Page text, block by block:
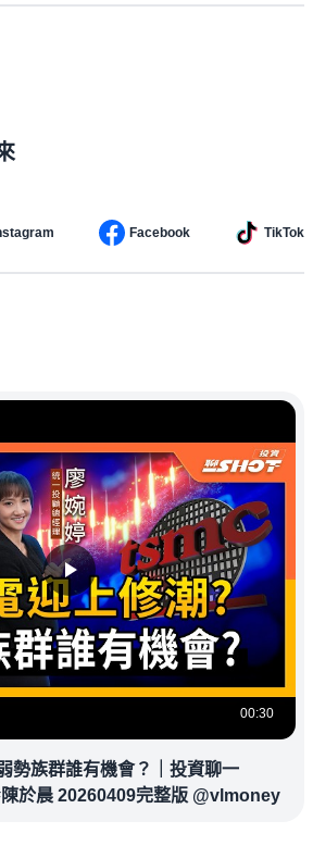
Facebook TikTok
00:30
勢族群誰有機會？｜投資聊一
於晨 20260409完整版 @vlmoney